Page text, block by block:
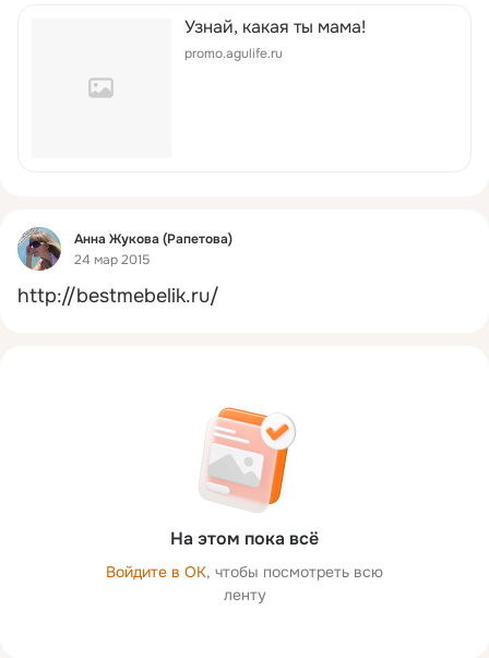
Узнай, какая ты мама!
promo.agulife.ru
Фид
Анна Жукова (Рапетова)
24 мар 2015
http://bestmebelik.ru/
На этом пока всё
Войдите в ОК, чтобы посмотреть всю
ленту